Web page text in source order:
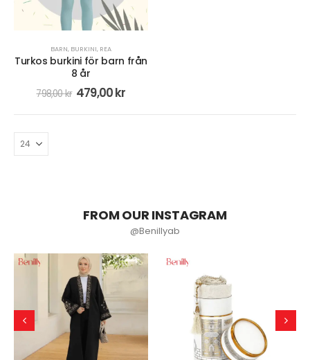
BARN, BURKINI, REA
Turkos burkini för barn från
8 år
798,00kr 479,00kr
FROM OUR INSTAGRAM
@Benillyab